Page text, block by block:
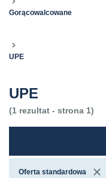
Gorącowalcowane
UPE
UPE
(1 rezultat - strona 1)
Oferta standardowa